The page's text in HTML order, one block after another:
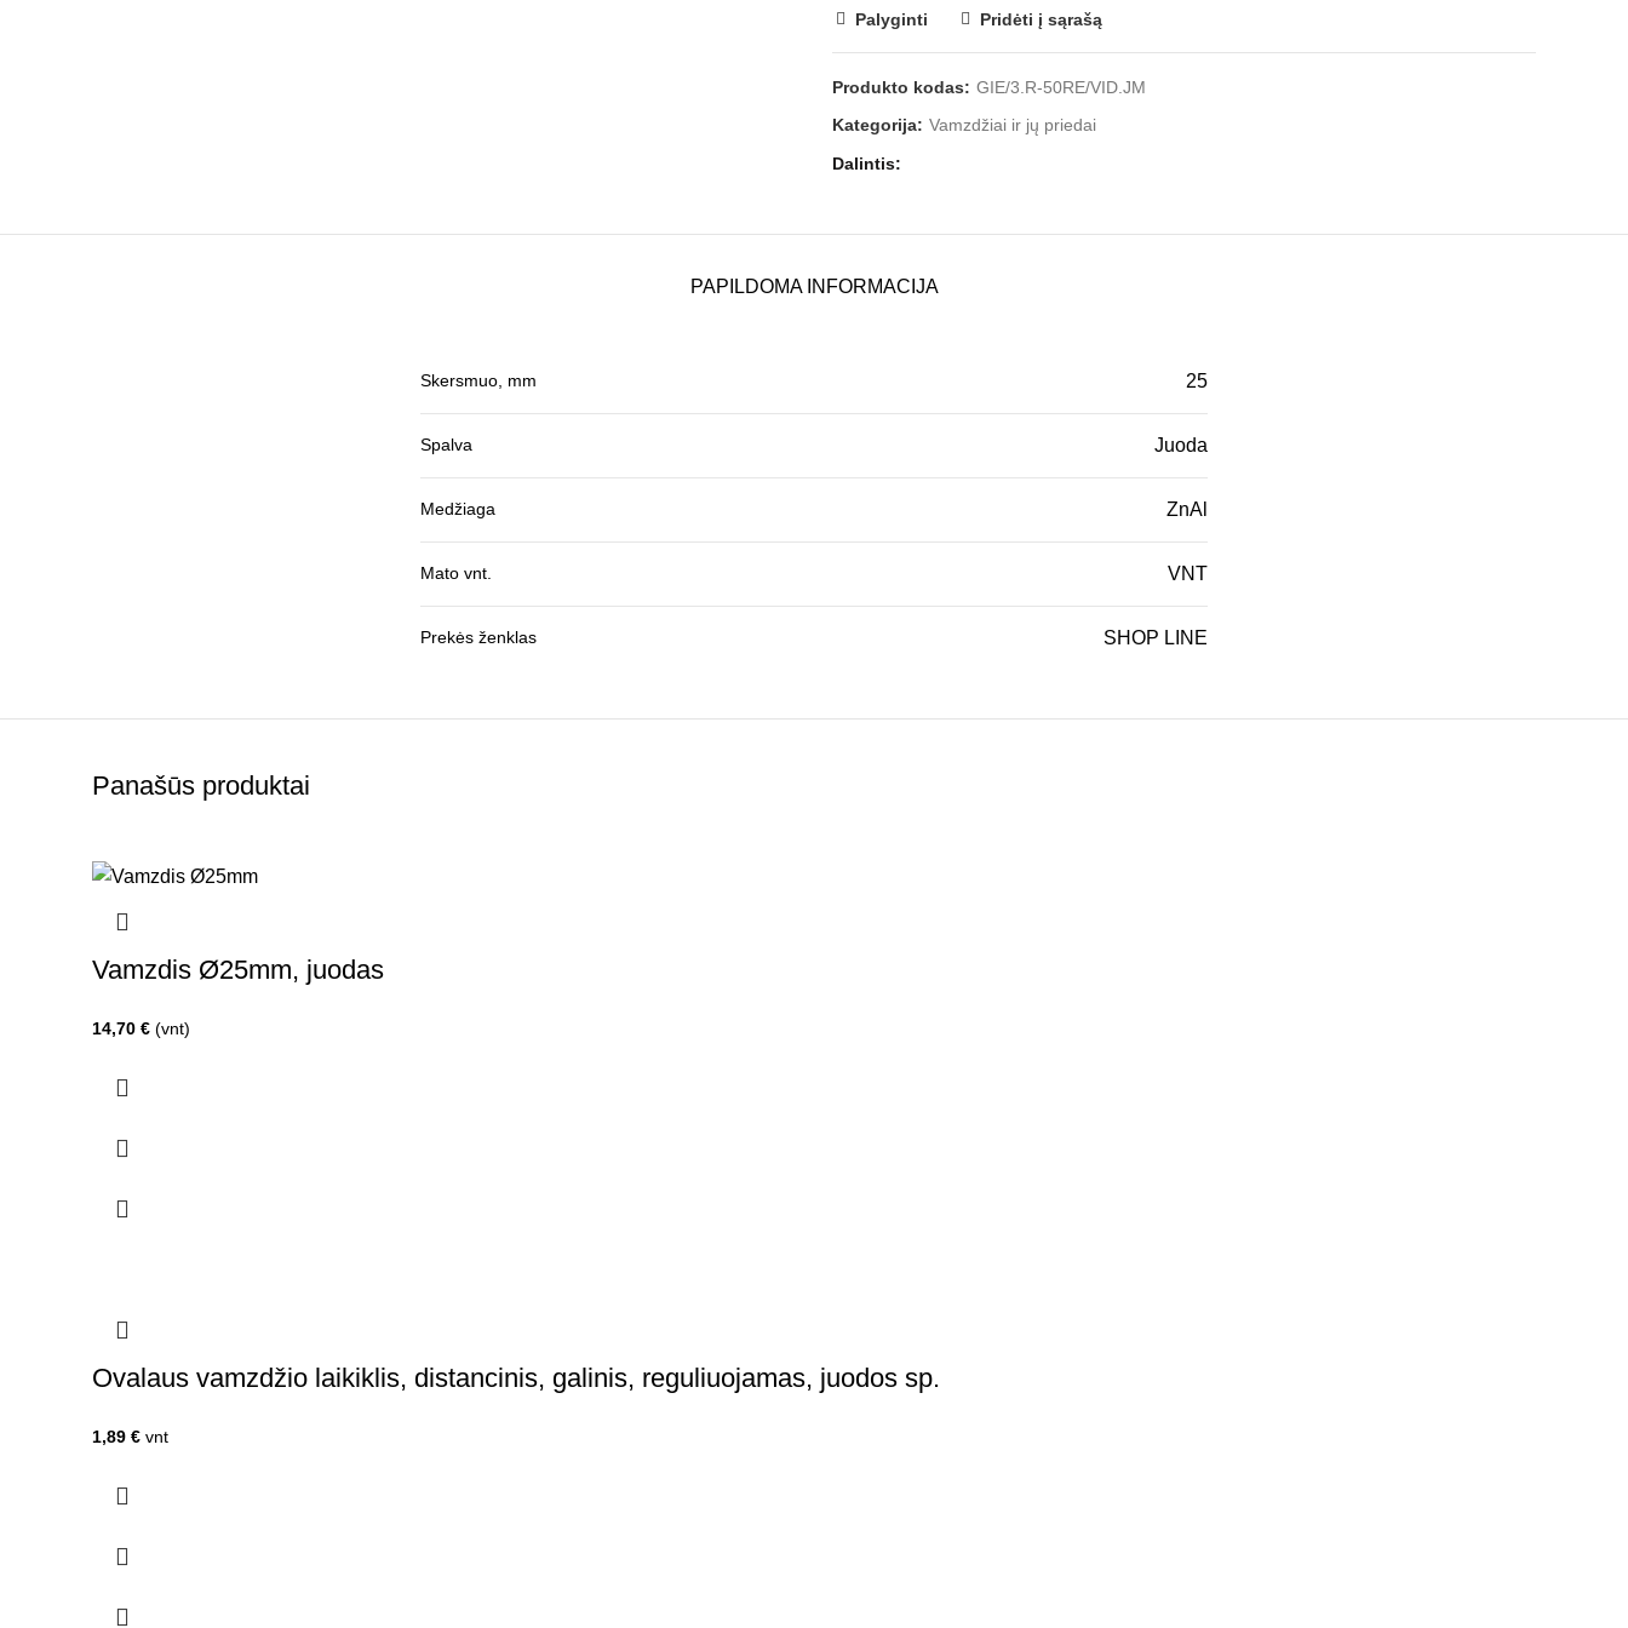
Palyginti Pridėti į sąrašą
Produkto kodas: GIE/3.R-50RE/VID.JM
Kategorija: Vamzdžiai ir jų priedai
Dalintis
PAPILDOMA INFORMACIJA
Skersmuo, mm 25
Spalva Juoda
Medžiaga ZnAl
Mato vnt. VNT
Prekės ženklas SHOP LINE
Panašūs produktai
Vamzdis Ø25mm, juodas
14,70 € (vnt)
Ovalaus vamzdžio laikiklis, distancinis, galinis, reguliuojamas, juodos sp.
1,89 € vnt